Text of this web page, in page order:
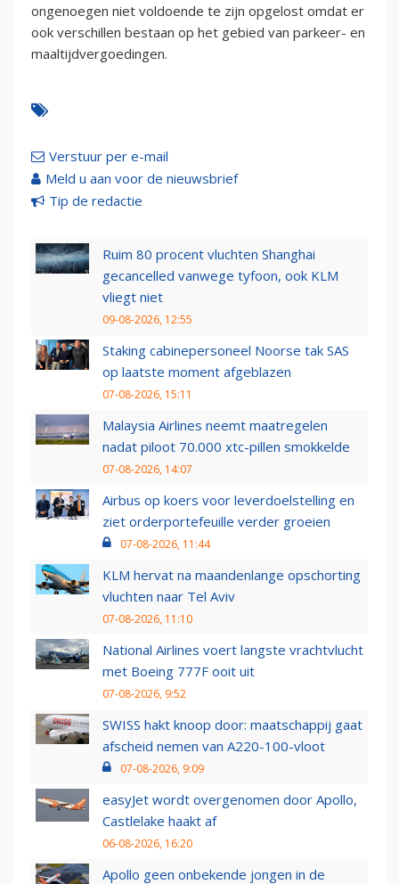
ongenoegen niet voldoende te zijn opgelost omdat er
ook verschillen bestaan op het gebied van parkeer- en
maaltijdvergoedingen.
Verstuur per e-mail
Meld u aan voor de nieuwsbrief
Tip de redactie
Ruim 80 procent vluchten Shanghai
gecancelled vanwege tyfoon, ook KLM
vliegt niet
09-08-2026, 12:55
Staking cabinepersoneel Noorse tak SAS
op laatste moment afgeblazen
07-08-2026, 15:11
Malaysia Airlines neemt maatregelen
nadat piloot 70.000 xtc-pillen smokkelde
07-08-2026, 14:07
Airbus op koers voor leverdoelstelling en
ziet orderportefeuille verder groeien
07-08-2026, 11:44
KLM hervat na maandenlange opschorting
vluchten naar Tel Aviv
07-08-2026, 11:10
National Airlines voert langste vrachtvlucht
met Boeing 777F ooit uit
07-08-2026, 9:52
SWISS hakt knoop door: maatschappij gaat
afscheid nemen van A220-100-vloot
07-08-2026, 9:09
easyJet wordt overgenomen door Apollo,
Castlelake haakt af
06-08-2026, 16:20
Apollo geen onbekende jongen in de